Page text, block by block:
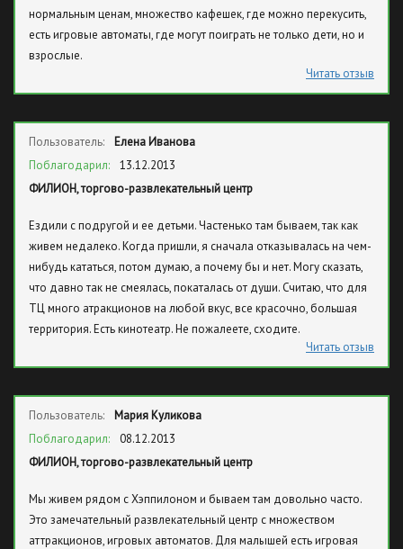
нормальным ценам, множество кафешек, где можно перекусить,
есть игровые автоматы, где могут поиграть не только дети, но и
взрослые.
Читать отзыв
Пользователь:
Елена Иванова
Поблагодарил:
13.12.2013
ФИЛИОН, торгово-развлекательный центр
Ездили с подругой и ее детьми. Частенько там бываем, так как
живем недалеко. Когда пришли, я сначала отказывалась на чем-
нибудь кататься, потом думаю, а почему бы и нет. Могу сказать,
что давно так не смеялась, покаталась от души. Считаю, что для
ТЦ много атракционов на любой вкус, все красочно, большая
территория. Есть кинотеатр. Не пожалеете, сходите.
Читать отзыв
Пользователь:
Мария Куликова
Поблагодарил:
08.12.2013
ФИЛИОН, торгово-развлекательный центр
Мы живем рядом с Хэппилоном и бываем там довольно часто.
Это замечательный развлекательный центр с множеством
аттракционов, игровых автоматов. Для малышей есть игровая